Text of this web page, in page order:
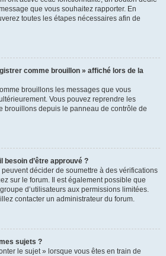
que vous souhaitez rapporter. En
toutes les étapes nécessaires afin de
comme brouillon » affiché lors de la
brouillons les messages que vous
Vous pouvez reprendre les
brouillons depuis le panneau de contrôle de
besoin d’être approuvé ?
décider de soumettre à des vérifications
sur le forum. Il est également possible que
d’utilisateurs aux permissions limitées.
contacter un administrateur du forum.
sujets ?
le sujet » lorsque vous êtes en train de